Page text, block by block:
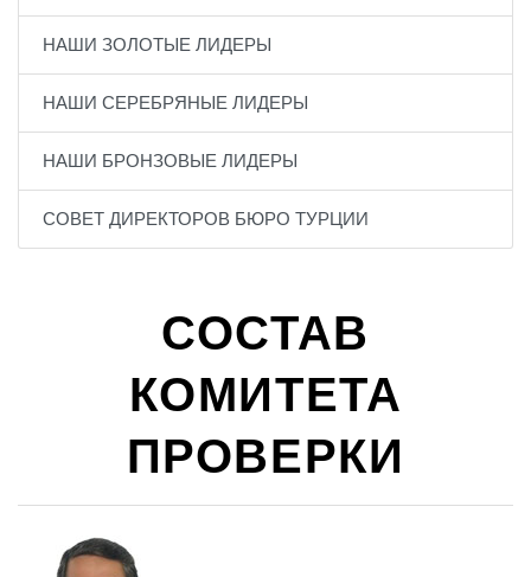
НАШИ ЗОЛОТЫЕ ЛИДЕРЫ
НАШИ СЕРЕБРЯНЫЕ ЛИДЕРЫ
НАШИ БРОНЗОВЫЕ ЛИДЕРЫ
СОВЕТ ДИРЕКТОРОВ БЮРО ТУРЦИИ
СОСТАВ
КОМИТЕТА
ПРОВЕРКИ